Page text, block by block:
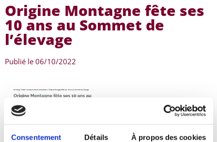
Consentement Détails À propos des cookies
Origine Montagne fête ses
10 ans au Sommet de
l’élevage
Publié le 06/10/2022
PorcMag, 6 octobre 2022